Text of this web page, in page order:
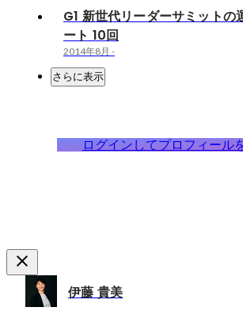
G1 新世代リーダーサミットの
ート 10回
2014年8月 -
さらに表示
ログインしてプロフィール
伊藤 貴美